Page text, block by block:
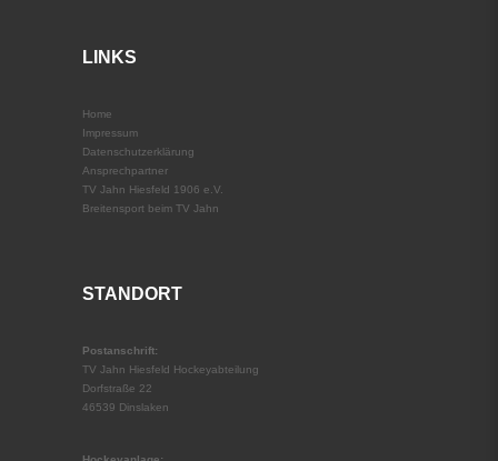
LINKS
Home
Impressum
Datenschutz­erklärung
Ansprechpartner
TV Jahn Hiesfeld 1906 e.V.
Breitensport beim TV Jahn
STANDORT
Postanschrift:
TV Jahn Hiesfeld Hockeyabteilung
Dorfstraße 22
46539 Dinslaken